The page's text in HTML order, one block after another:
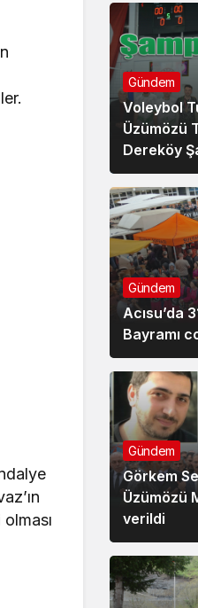
Gündem
Voleybol
Üzümözü
Dereköy
Gündem
Acısu’da
Bayramı
Gündem
Görkem
Üzümözü
verildi